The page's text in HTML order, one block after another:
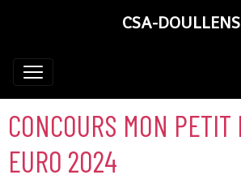
CSA-DOULLENS
CONCOURS MON PETIT
EURO 2024